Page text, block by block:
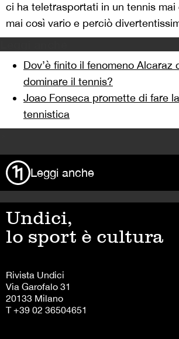
ci ha teletrasportati in un tennis mai
mai così vario e perciò
Dov’è finito il fenomeno Alcaraz
dominare il tennis?
Joao Fonseca promette di fare
tennistica
Leggi anche
Undici,
lo sport è cultura
Rivista Undici
Via Garofalo 31
20133 Milano
T +39 02 36504651